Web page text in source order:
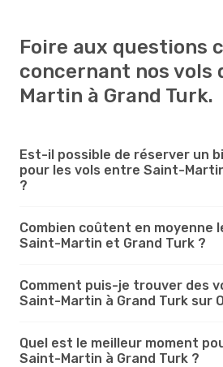
Foire aux questions
concernant nos vols
Martin à Grand Turk.
Est-il possible de réserver un
pour les vols entre Saint-
?
Combien coûtent en moyenne
Saint-Martin et Grand Turk ?
Comment puis-je trouver des
Saint-Martin à Grand Turk sur
Quel est le meilleur moment
Saint-Martin à Grand Turk ?